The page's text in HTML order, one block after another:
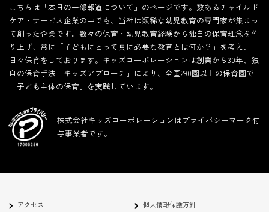
こちらは「本日の一部報道について」のページです。数あるチャイルド
ケア・サービス企業の中でも、当社は類稀な幼児教育の専門家が集まっ
て創った企業です。数々の保育・幼児教育経験から独自の保育理念を作
り上げ、常に「子どもにとって真に必要な教育とは何か？」を考え、
日々保育をしております。キッズコーポレーションは創業から30年、独
自の保育手法「キッズアプローチ」により、全国290園以上の保育園で
「子ども主体の保育」を実践しています。
株式会社キッズコーポレーションはプライバシーマーク付
与事業者です。
アクセス 個人情報保護方針